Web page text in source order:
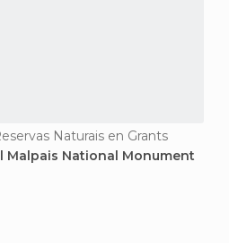
Naturais en Grants
Malpais National Monument